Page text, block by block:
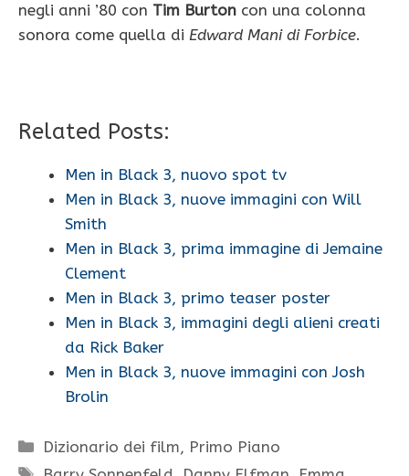
negli anni ’80 con Tim Burton con una colonna
sonora come quella di Edward Mani di Forbice.
Related Posts:
Men in Black 3, nuovo spot tv
Men in Black 3, nuove immagini con Will
Smith
Men in Black 3, prima immagine di Jemaine
Clement
Men in Black 3, primo teaser poster
Men in Black 3, immagini degli alieni creati
da Rick Baker
Men in Black 3, nuove immagini con Josh
Brolin
Categorie
Dizionario dei film, Primo Piano
Tag